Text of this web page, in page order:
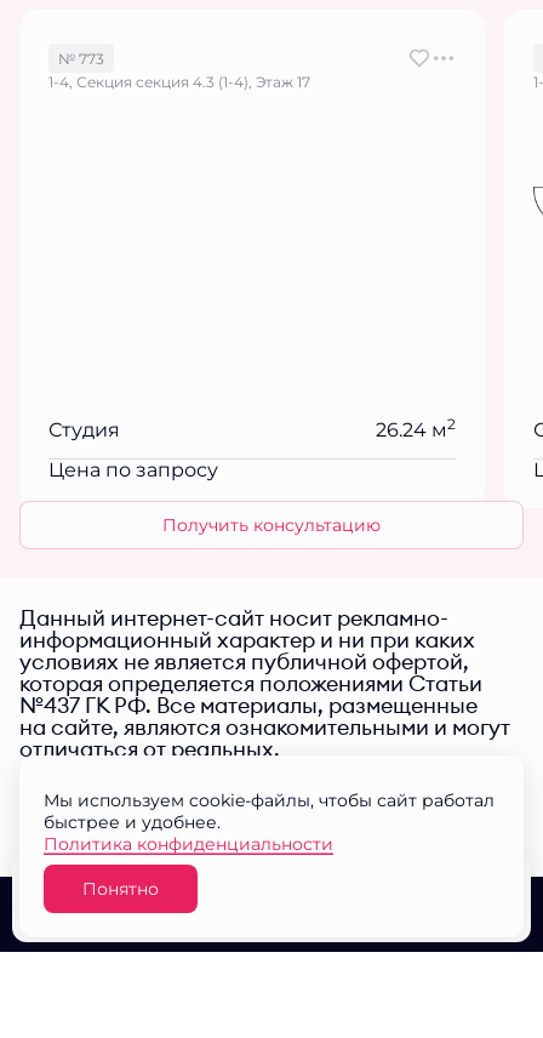
№ 773
1-4, Секция секция 4.3 (1-4), Этаж 17
Студия 26.24 м2
Цена по запросу
Получить консультацию
Данный интернет-сайт носит рекламно-
информационный характер и ни при каких
условиях не является публичной офертой,
которая определяется положениями Статьи
№437 ГК РФ. Все материалы, размещенные
на сайте, являются ознакомительными и могут
отличаться от реальных.
О проекте Выбор квартир
Мы используем cookie-файлы, чтобы сайт работал
быстрее и удобнее.
Политика конфиденциальности
Понятно